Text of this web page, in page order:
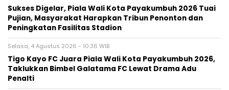
Sukses Digelar, Piala Wali Kota Payakumbuh 2026 Tuai
Pujian, Masyarakat Harapkan Tribun Penonton dan
Peningkatan Fasilitas Stadion
Selasa, 4 Agustus 2026 - 10:36 WIB
Tigo Kayo FC Juara Piala Wali Kota Payakumbuh 2026,
Taklukkan Bimbel Galatama FC Lewat Drama Adu
Penalti